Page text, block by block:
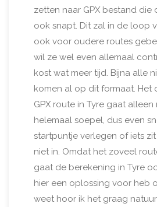
zetten naar GPX bestand die
ook snapt. Dit zal in de loop
ook voor oudere routes
wil ze wel even allemaal
kost wat meer tijd. Bijna alle
komen al op dit formaat. Het
GPX route in Tyre gaat
helemaal soepel, dus even
startpuntje verlegen of iets
niet in. Omdat het zoveel
gaat de berekening in Tyre
hier een oplossing voor heb
weet hoor ik het graag